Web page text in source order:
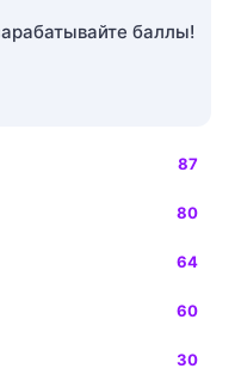
баллы!
87
80
64
60
30